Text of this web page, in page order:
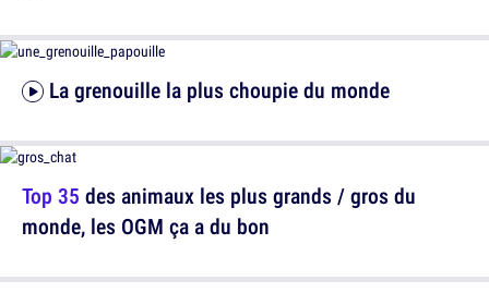
La grenouille la plus choupie du monde
Top 35 des animaux les plus grands / gros du
monde, les OGM ça a du bon